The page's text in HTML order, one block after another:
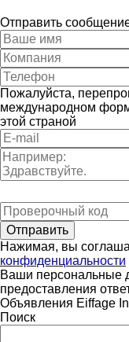
Отправить
Пожалуйста,
международном
этой страной
Нажимая, вы
конфиденциальности
Ваши персональные
предоставления
Объявления Eiffage
Поиск